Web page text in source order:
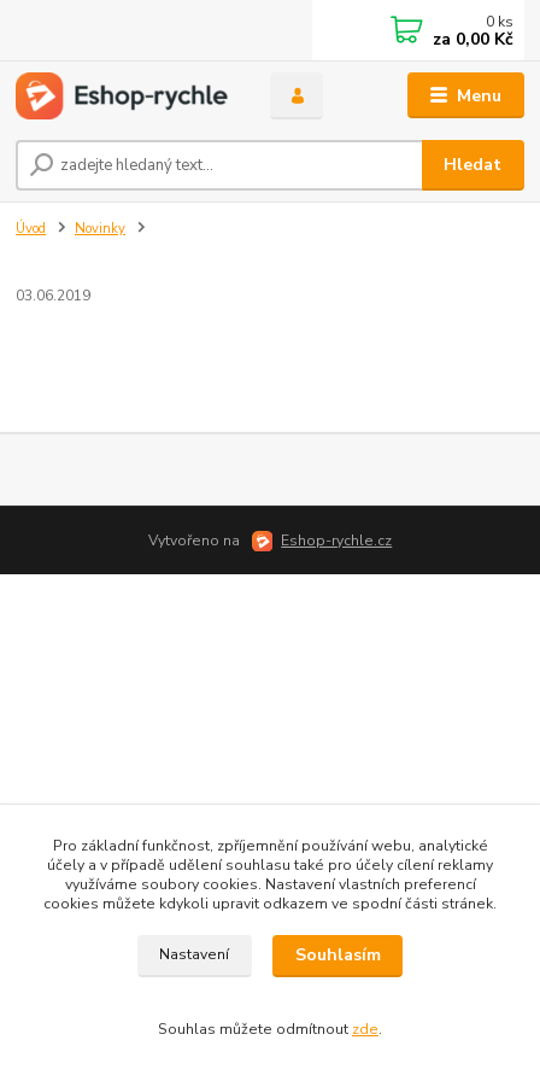
Menu
Hledat
0 ks
za 0,00 Kč
Úvod Novinky
03.06.2019
Vytvořeno na Eshop-rychle.cz
Pro základní funkčnost, zpříjemnění používání webu, analytické
účely a v případě udělení souhlasu také pro účely cílení reklamy
využíváme soubory cookies. Nastavení vlastních preferencí
cookies můžete kdykoli upravit odkazem ve spodní části stránek.
Nastavení Souhlasím
Souhlas můžete odmítnout zde.